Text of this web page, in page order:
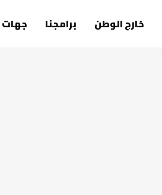
خارج الوطن برامجنا جهات